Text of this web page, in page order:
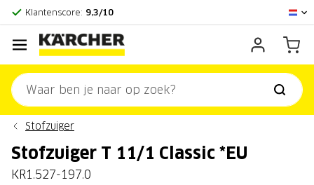
Klantenscore: 9,3/10
Stofzuiger
Stofzuiger T 11/1 Classic *EU
KR1.527-197.0